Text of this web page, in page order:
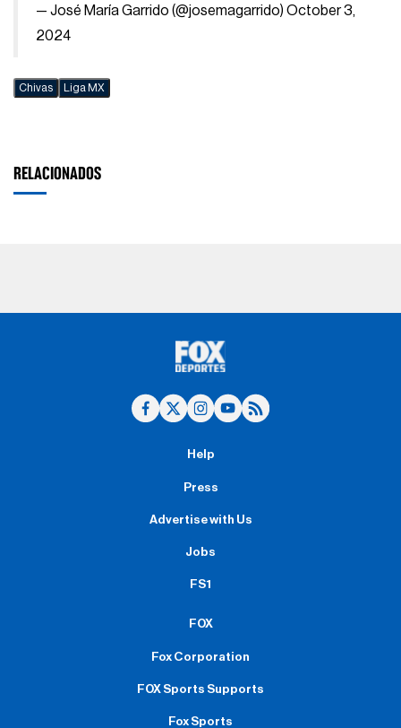
— José María Garrido (@josemagarrido)October 3,
2024
Chivas Liga MX
RELACIONADOS
Help
Press
Advertise with Us
Jobs
FS1
FOX
Fox Corporation
FOX Sports Supports
Fox Sports